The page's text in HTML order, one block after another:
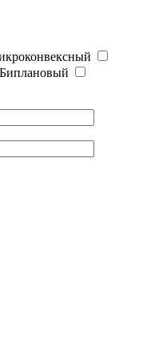
Биплановый